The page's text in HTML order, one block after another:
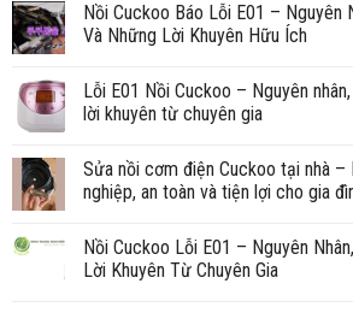
Nồi Cuckoo Báo Lỗi E01 – Nguyên
Và Những Lời Khuyên Hữu Ích
Lỗi E01 Nồi Cuckoo – Nguyên
lời khuyên từ chuyên gia
Sửa nồi cơm điện Cuckoo tại nhà –
nghiệp, an toàn và tiện lợi cho gia
Nồi Cuckoo Lỗi E01 – Nguyên
Lời Khuyên Từ Chuyên Gia